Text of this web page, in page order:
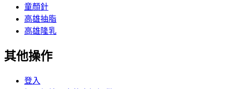
童顏針
高雄抽脂
高雄隆乳
其他操作
登入